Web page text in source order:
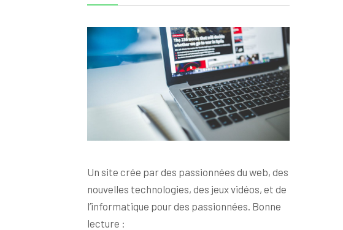
Un site crée par des passionnées du web, des
nouvelles technologies, des jeux vidéos, et de
l’informatique pour des passionnées. Bonne
lecture :